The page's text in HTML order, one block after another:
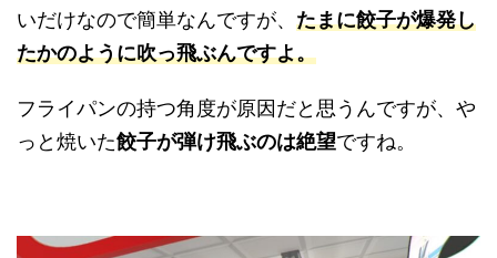
いだけなので簡単なんですが、 たまに餃子が爆発し
たかのように吹っ飛ぶんですよ。
フライパンの持つ角度が原因だと思うんですが、や
っと焼いた餃子が弾け飛ぶのは絶望ですね。